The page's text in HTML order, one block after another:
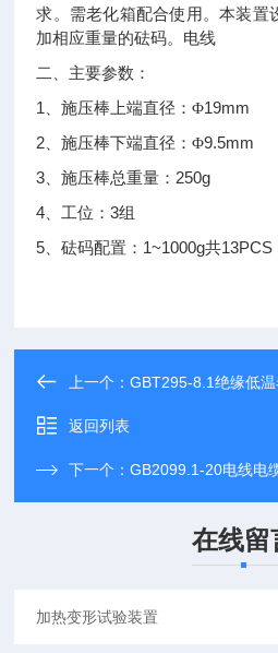
求。需老化箱配合使用。本装置
加相应重量的砝码。电线
二、主要参数：
1 、施压棒上端直径：Φ19mm
2 、施压棒下端直径：Φ9.5mm
3 、施压棒总重量： 250g
4 、工位：3组
5 、砝码配置： 1~1000g共13PCS
上一个：GBT295-8.1绝缘低
返回列表
下一个：GB2099.1-20电线电
在线留